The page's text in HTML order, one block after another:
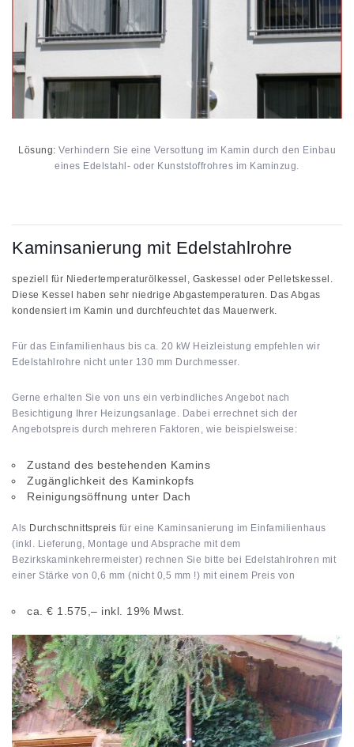
Lösung: Verhindern Sie eine Versottung im Kamin durch den Einbau
eines Edelstahl- oder Kunststoffrohres im Kaminzug.
Kaminsanierung mit Edelstahlrohre
speziell für Niedertemperaturölkessel, Gaskessel oder Pelletskessel
Diese Kessel haben sehr niedrige Abgastemperaturen. Das Abgas
kondensiert im Kamin und durchfeuchtet das Mauerwerk.
Für das Einfamilienhaus bis ca. 20 kW Heizleistung empfehlen wir
Edelstahlrohre nicht unter 130 mm Durchmesser.
Gerne erhalten Sie von uns ein verbindliches Angebot nach
Besichtigung Ihrer Heizungsanlage. Dabei errechnet sich der
Angebotspreis durch mehreren Faktoren, wie beispielsweise:
Zustand des bestehenden Kamins
Zugänglichkeit des Kaminkopfs
Reinigungsöffnung unter Dach
Als Durchschnittspreis für eine Kaminsanierung im Einfamilienhaus
(inkl. Lieferung, Montage und Absprache mit dem
Bezirkskaminkehrermeister) rechnen Sie bitte bei Edelstahlrohren mit
einer Stärke von 0,6 mm (nicht 0,5 mm !) mit einem Preis von
ca. € 1.575,– inkl. 19% Mwst.